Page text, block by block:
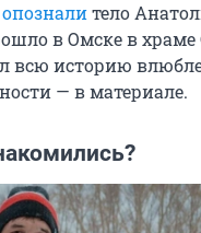
опозналитело
в Омске в храме
всю историю
— в материале.